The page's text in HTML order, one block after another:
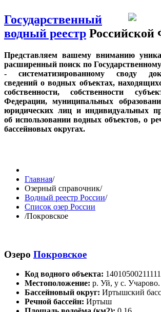
Государственный
водный реестр Российской
Представляем вашему вниманию
расширенный поиск по
- систематизированному своду
сведений о водных объектах,
собственности, собственности
Федерации, муниципальных
юридических лиц и индивидуальных
об использовании водных объектов, о
бассейновых округах.
Главная/
Озерный справочник/
Водный реестр России/
Список озер России
/Покровское
Озеро Покровское
Код водного объекта:
Местоположение: р. Уй, у с.
Бассейновый округ: Иртышский
Речной бассейн: Иртыш